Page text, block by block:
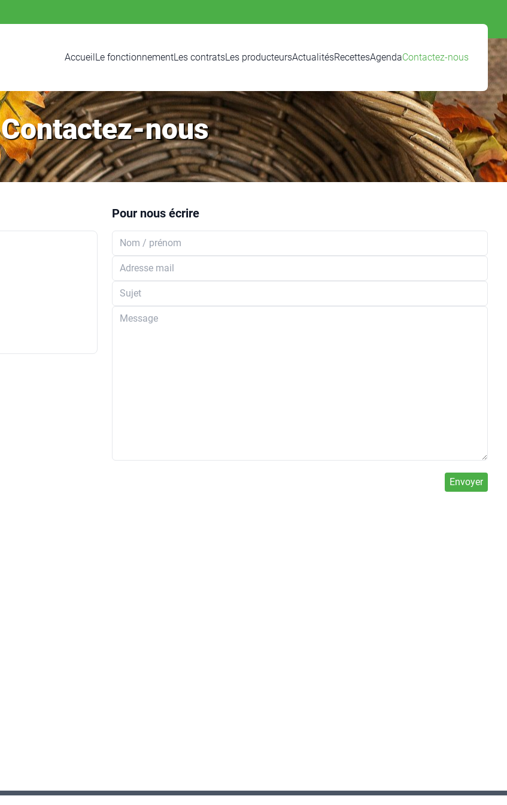
AccueilLe fonctionnementLes contratsLes producteursActualitésRecettesAgendaContactez-nous
Contactez-nous
Pour nous écrire